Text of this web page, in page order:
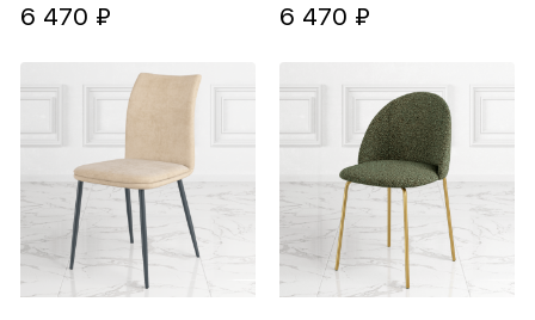
6 470 ₽ 6 470 ₽